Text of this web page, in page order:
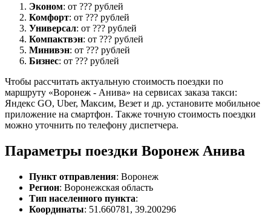
Эконом: от ??? рублей
Комфорт: от ??? рублей
Универсал: от ??? рублей
Компактвэн: от ??? рублей
Минивэн: от ??? рублей
Бизнес: от ??? рублей
Чтобы рассчитать актуальную стоимость поездки по
маршруту «Воронеж - Анива» на сервисах заказа такси:
Яндекс GO, Uber, Максим, Везет и др. установите мобильное
приложение на смартфон. Также точную стоимость поездки
можно уточнить по телефону диспетчера.
Параметры поездки Воронеж Анива
Пункт отправления: Воронеж
Регион: Воронежская область
Тип населенного пункта:
Координаты: 51.660781, 39.200296